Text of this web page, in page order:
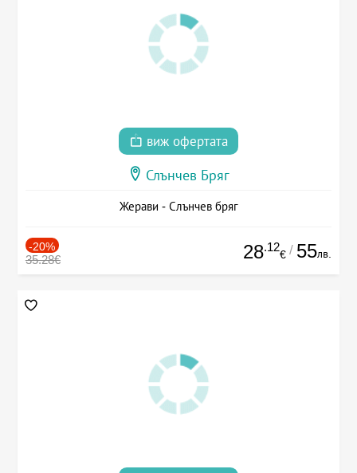
виж офертата
Слънчев Бряг
Жерави - Слънчев бряг
-20%
35.28€ 28.12
€ / 55лв.